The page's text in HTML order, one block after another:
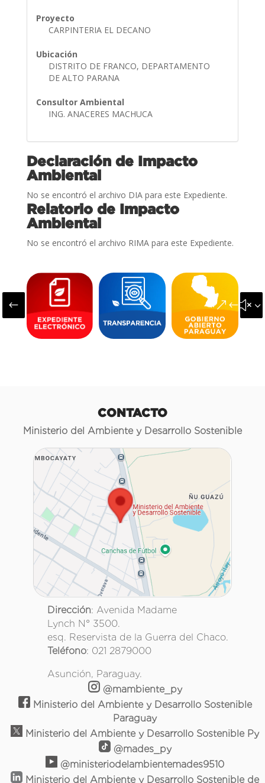
Proyecto
CARPINTERIA EL DECANO
Ubicación
DISTRITO DE FRANCO, DEPARTAMENTO
DE ALTO PARANA
Consultor Ambiental
ING. ANACERES MACHUCA
Declaración de Impacto
Ambiental
No se encontró el archivo DIA para este Expediente.
Relatorio de Impacto
Ambiental
No se encontró el archivo RIMA para este Expediente.
#
CONTACTO
Ministerio del Ambiente y Desarrollo Sostenible
Dirección: Avenida Madame
Lynch N° 3500.
esq. Reservista de la Guerra del Chaco.
Teléfono: 021 2879000
Asunción, Paraguay.
@mambiente_py
Ministerio del Ambiente y Desarrollo Sostenible
Paraguay
Ministerio del Ambiente y Desarrollo Sostenible Py
@mades_py
@ministeriodelambientemades9510
Ministerio del Ambiente y Desarrollo Sostenible de